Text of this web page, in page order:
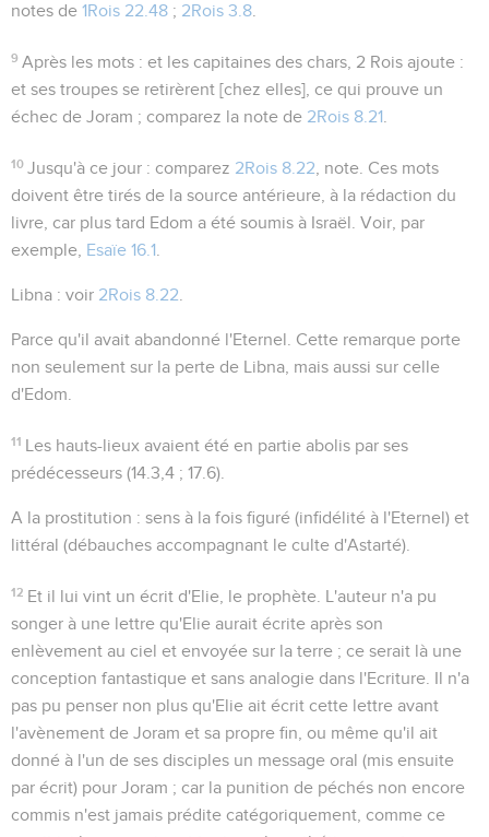
notes de 1Rois 22.48 ; 2Rois 3.8
9 Après les mots :et les capitaines des chars , 2 Rois ajoute :
et ses troupes se retirèrent [chez elles] , ce qui prouve un
échec de Joram ; comparez la note de 2Rois 8.21
10 Jusqu'à ce jour : comparez 2Rois 8.22 , note. Ces mots
doivent être tirés de la source antérieure, à la rédaction du
livre, car plus tard Edom a été soumis à Israël. Voir, par
exemple, Esaïe 16.1
Libna : voir 2Rois 8.22
Parce qu'il avait abandonné l'Eternel . Cette remarque porte
non seulement sur la perte de Libna, mais aussi sur celle
d'Edom.
11 Les hauts-lieux avaient été en partie abolis par ses
prédécesseurs (14.3,4 ; 17.6).
A la prostitution : sens à la fois figuré (infidélité à l'Eternel) et
littéral (débauches accompagnant le culte d'Astarté).
12 Et il lui vint un écrit d'Elie, le prophète . L'auteur n'a pu
songer à une lettre qu'Elie aurait écrite après son
enlèvement au ciel et envoyée sur la terre ; ce serait là une
conception fantastique et sans analogie dans l'Ecriture. Il n'a
pas pu penser non plus qu'Elie ait écrit cette lettre avant
l'avènement de Joram et sa propre fin, ou même qu'il ait
donné à l'un de ses disciples un message oral (mis ensuite
par écrit) pour Joram ; car la punition de péchés non encore
commis n'est jamais prédite catégoriquement, comme ce